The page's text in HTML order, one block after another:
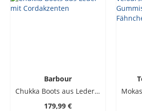
Barbour
Chukka Boots aus Leder mit Cordakzenten
179,99 €